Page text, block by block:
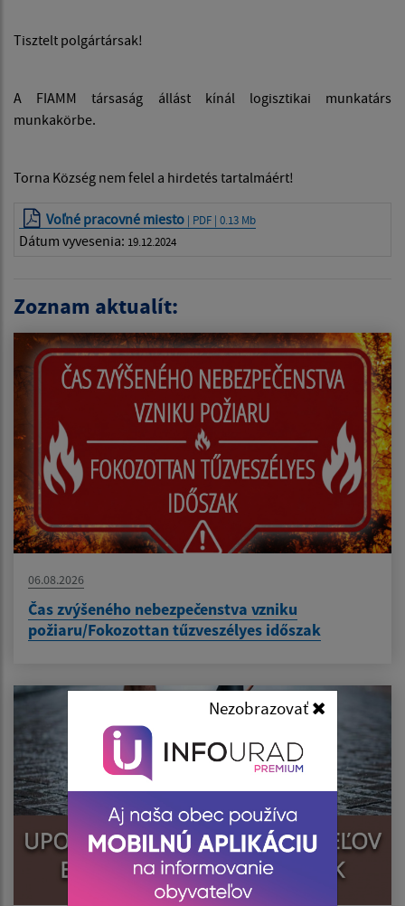
Nezobrazovať
Tisztelt polgártársak!
A FIAMM társaság állást kínál logisztikai munkatárs
munkakörbe.
Torna Község nem felel a hirdetés tartalmáért!
Voľné pracovné miesto | PDF | 0.13 Mb
Dátum vyvesenia: 19.12.2024
Zoznam aktualít:
06.08.2026
Čas zvýšeného nebezpečenstva vzniku
požiaru/Fokozottan tűzveszélyes időszak